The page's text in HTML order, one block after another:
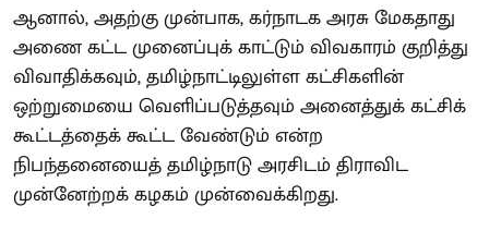
ஆனால், அதற்கு முன்பாக, கர்நாடக அரசு மேகதாது
அணை கட்ட முனைப்புக் காட்டும் விவகாரம் குறித்து
விவாதிக்கவும், தமிழ்நாட்டிலுள்ள கட்சிகளின்
ஒற்றுமையை வெளிப்படுத்தவும் அனைத்துக் கட்சிக்
கூட்டத்தைக் கூட்ட வேண்டும் என்ற
நிபந்தனையைத் தமிழ்நாடு அரசிடம் திராவிட
முன்னேற்றக் கழகம் முன்வைக்கிறது.